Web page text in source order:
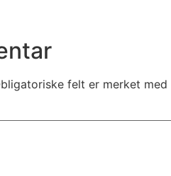
felt er merket med